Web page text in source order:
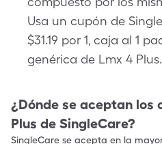
Usa un cupón de
$31.19 por 1, caja al 1
genérica de Lmx 4 Plus.
¿Dónde se aceptan los
Plus de SingleCare?
SingleCare se acepta en la